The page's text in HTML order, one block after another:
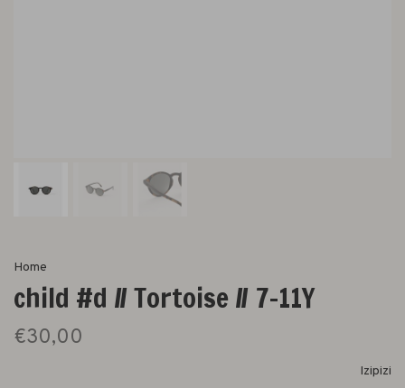
Home
child #d // Tortoise // 7-11Y
€30,00
Izipizi